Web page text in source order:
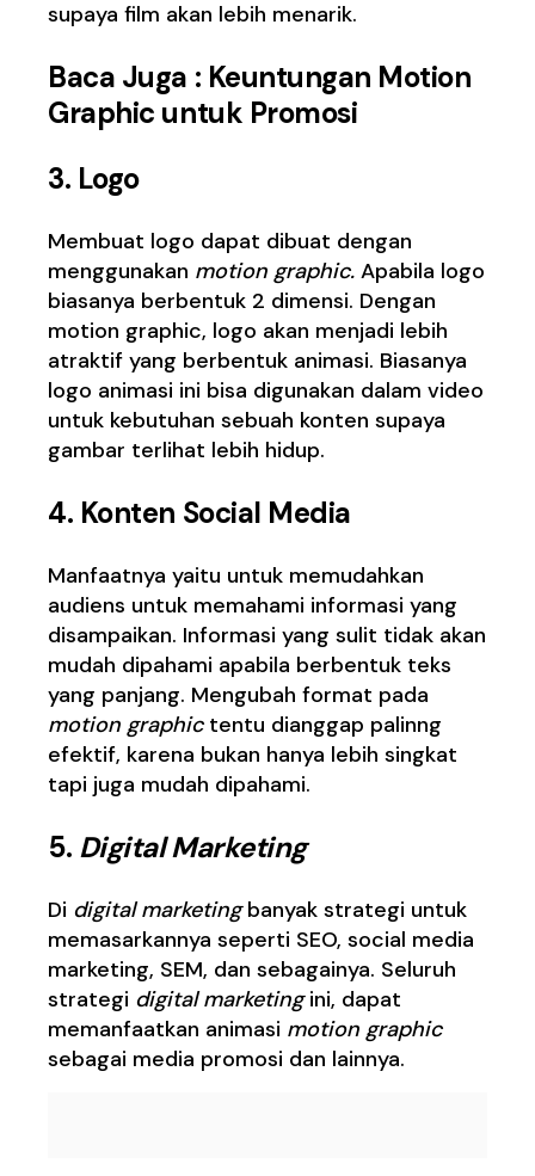
supaya film akan lebih menarik.
Baca Juga : Keuntungan Motion
Graphic untuk Promosi
3. Logo
Membuat logo dapat dibuat dengan
menggunakan motion graphic.Apabila logo
biasanya berbentuk 2 dimensi. Dengan
motion graphic, logo akan menjadi lebih
atraktif yang berbentuk animasi. Biasanya
logo animasi ini bisa digunakan dalam video
untuk kebutuhan sebuah konten supaya
gambar terlihat lebih hidup.
4. Konten Social Media
Manfaatnya yaitu untuk memudahkan
audiens untuk memahami informasi yang
disampaikan. Informasi yang sulit tidak akan
mudah dipahami apabila berbentuk teks
yang panjang. Mengubah format pada
motion graphictentu dianggap palinng
efektif, karena bukan hanya lebih singkat
tapi juga mudah dipahami.
5. Digital Marketing
Di digital marketingbanyak strategi untuk
memasarkannya seperti SEO, social media
marketing, SEM, dan sebagainya. Seluruh
strategi digitalmarketingini, dapat
memanfaatkan animasi motion graphic
sebagai media promosi dan lainnya.